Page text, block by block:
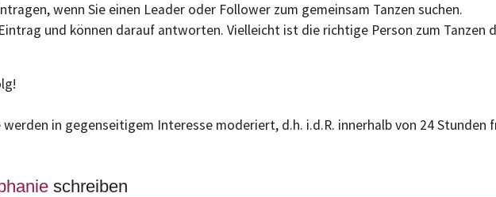
wenn Sie einen Leader oder Follower zum gemeinsam Tanzen suchen.
und können darauf antworten. Vielleicht ist die richtige Person zum Tanzen
in gegenseitigem Interesse moderiert, d.h. i.d.R. innerhalb von 24 Stunden
schreiben